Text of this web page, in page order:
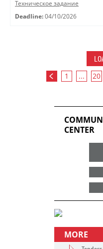
Техническое задание
Deadline: 04/10/2026
1 ... 20
CENTER
MORE